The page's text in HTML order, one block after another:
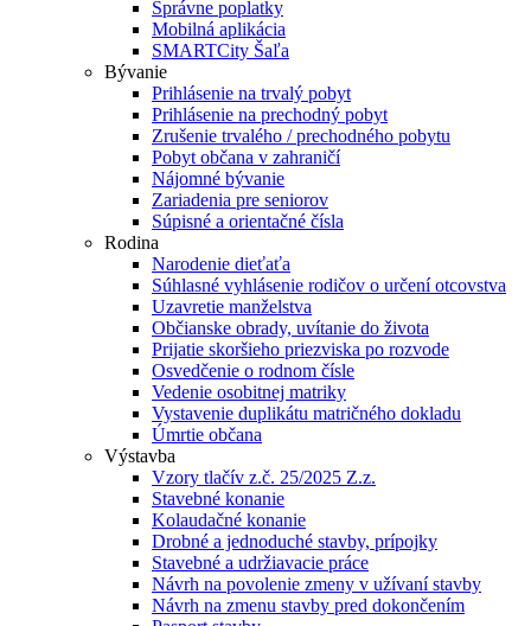
Správne poplatky
Mobilná aplikácia
SMARTCity Šaľa
Bývanie
Prihlásenie na trvalý pobyt
Prihlásenie na prechodný pobyt
Zrušenie trvalého / prechodného pobytu
Pobyt občana v zahraničí
Nájomné bývanie
Zariadenia pre seniorov
Súpisné a orientačné čísla
Rodina
Narodenie dieťaťa
Súhlasné vyhlásenie rodičov o určení otcovstva
Uzavretie manželstva
Občianske obrady, uvítanie do života
Prijatie skoršieho priezviska po rozvode
Osvedčenie o rodnom čísle
Vedenie osobitnej matriky
Vystavenie duplikátu matričného dokladu
Úmrtie občana
Výstavba
Vzory tlačív z.č. 25/2025 Z.z.
Stavebné konanie
Kolaudačné konanie
Drobné a jednoduché stavby, prípojky
Stavebné a udržiavacie práce
Návrh na povolenie zmeny v užívaní stavby
Návrh na zmenu stavby pred dokončením